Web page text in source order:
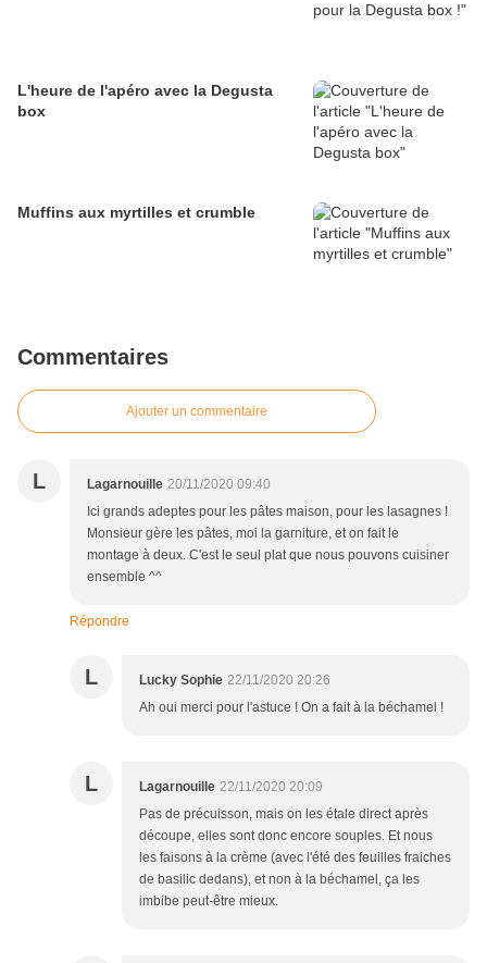
L'heure de l'apéro avec la Degusta
box
Muffins aux myrtilles et crumble
Commentaires
Ajouter un commentaire
L Lagarnouille 20/11/2020 09:40
Ici grands adeptes pour les pâtes maison, pour les lasagnes !
Monsieur gère les pâtes, moi la garniture, et on fait le
montage à deux. C'est le seul plat que nous pouvons cuisiner
ensemble ^^
Répondre
L Lucky Sophie 22/11/2020 20:26
Ah oui merci pour l'astuce ! On a fait à la béchamel !
L Lagarnouille 22/11/2020 20:09
Pas de précuisson, mais on les étale direct après
découpe, elles sont donc encore souples. Et nous
les faisons à la crème (avec l'été des feuilles fraiches
de basilic dedans), et non à la béchamel, ça les
imbibe peut-être mieux.